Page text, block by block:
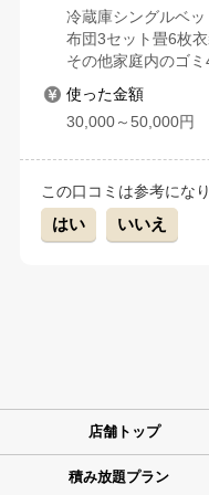
冷蔵庫シングルベ
布団3セット畳6枚
その他家庭内のゴ
使った金額
30,000～50,000円
この口コミは参考にな
はい いいえ
店舗トップ
積み放題プラン